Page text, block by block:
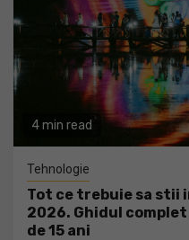
4 min read
Tehnologie
Tot ce trebuie sa stii
2026. Ghidul
de 15 ani